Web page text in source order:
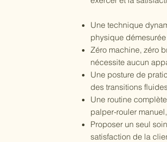
Une technique
physique
Zéro machine, zéro
nécessite aucun
Une posture de
des transitions
Une routine
palper-rouler
Proposer un seul
satisfaction de la